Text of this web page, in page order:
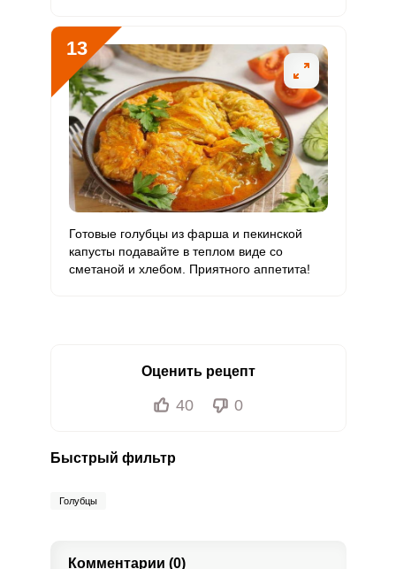
13
Готовые голубцы из фарша и пекинской
капусты подавайте в теплом виде со
сметаной и хлебом. Приятного аппетита!
Оценить рецепт
40 0
Быстрый фильтр
Голубцы
Комментарии (0)